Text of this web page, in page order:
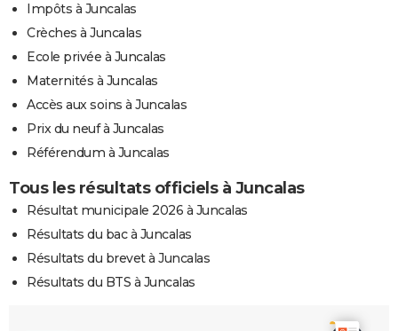
Impôts à Juncalas
Crèches à Juncalas
Ecole privée à Juncalas
Maternités à Juncalas
Accès aux soins à Juncalas
Prix du neuf à Juncalas
Référendum à Juncalas
Tous les résultats officiels à Juncalas
Résultat municipale 2026 à Juncalas
Résultats du bac à Juncalas
Résultats du brevet à Juncalas
Résultats du BTS à Juncalas